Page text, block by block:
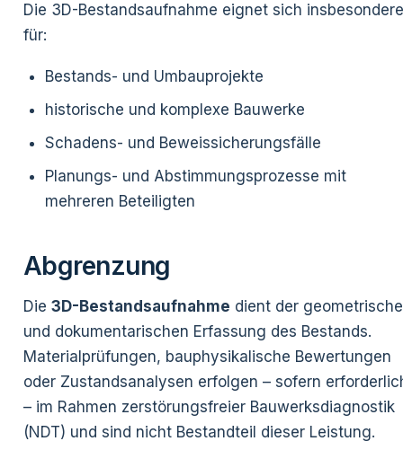
Die 3D-Bestandsaufnahme eignet sich insbesondere
für:
Bestands- und Umbauprojekte
historische und komplexe Bauwerke
Schadens- und Beweissicherungsfälle
Planungs- und Abstimmungsprozesse mit
mehreren Beteiligten
Abgrenzung
Die 3D-Bestandsaufnahme dient der
und dokumentarischen Erfassung des Bestands.
Materialprüfungen, bauphysikalische Bewertungen
oder Zustandsanalysen erfolgen – sofern
– im Rahmen zerstörungsfreier Bauwerksdiagnostik
(NDT) und sind nicht Bestandteil dieser Leistung.